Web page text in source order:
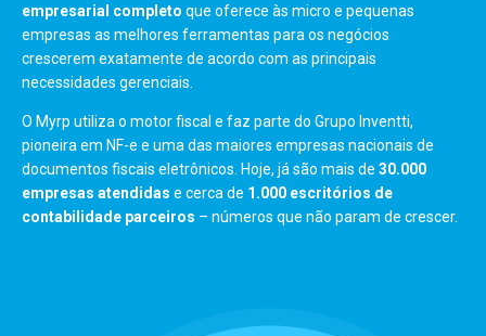
empresarial completo que oferece às micro e pequenas
empresas as melhores ferramentas para os negócios
crescerem exatamente de acordo com as principais
necessidades gerenciais.
O Myrp utiliza o motor fiscal e faz parte do Grupo Inventti,
pioneira em NF-e e uma das maiores empresas nacionais de
documentos fiscais eletrônicos. Hoje, já são mais de 30.000
empresas atendidas e cerca de 1.000 escritórios de
contabilidade parceiros – números que não param de crescer.